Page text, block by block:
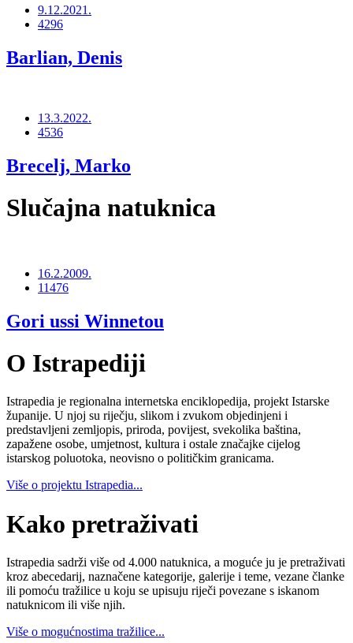
9.12.2021.
4296
Barlian, Denis
13.3.2022.
4536
Brecelj, Marko
Slučajna natuknica
16.2.2009.
11476
Gori ussi Winnetou
O Istrapediji
Istrapedia je regionalna internetska enciklopedija, projekt Istarske
županije. U njoj su riječju, slikom i zvukom objedinjeni i
predstavljeni zemljopis, priroda, povijest, svekolika baština,
zapažene osobe, umjetnost, kultura i ostale značajke cijelog
istarskog poluotoka, neovisno o političkim granicama.
Više o projektu Istrapedia...
Kako pretraživati
Istrapedia sadrži više od 4.000 natuknica, a moguće ju je pretraživati
kroz abecedarij, naznačene kategorije, galerije i teme, vezane članke
ili pomoću tražilice u koju se upisuju riječi povezane s iskanom
natuknicom ili više njih.
Više o mogućnostima tražilice...